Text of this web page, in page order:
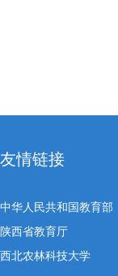
友情链接
中华人民共和国教育部
陕西省教育厅
西北农林科技大学